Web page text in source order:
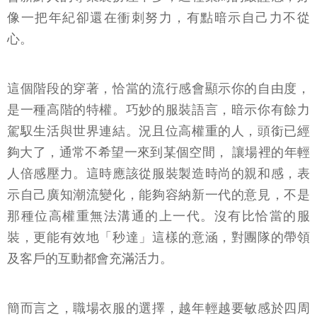
像一把年紀卻還在衝刺努力，有點暗示自己力不從
心。
這個階段的穿著，恰當的流行感會顯示你的自由度，
是一種高階的特權。巧妙的服裝語言，暗示你有餘力
駕馭生活與世界連結。況且位高權重的人，頭銜已經
夠大了，通常不希望一來到某個空間， 讓場裡的年輕
人倍感壓力。這時應該從服裝製造時尚的親和感，表
示自己廣知潮流變化，能夠容納新一代的意見，不是
那種位高權重無法溝通的上一代。沒有比恰當的服
裝，更能有效地「秒達」這樣的意涵，對團隊的帶領
及客戶的互動都會充滿活力。
簡而言之，職場衣服的選擇，越年輕越要敏感於四周